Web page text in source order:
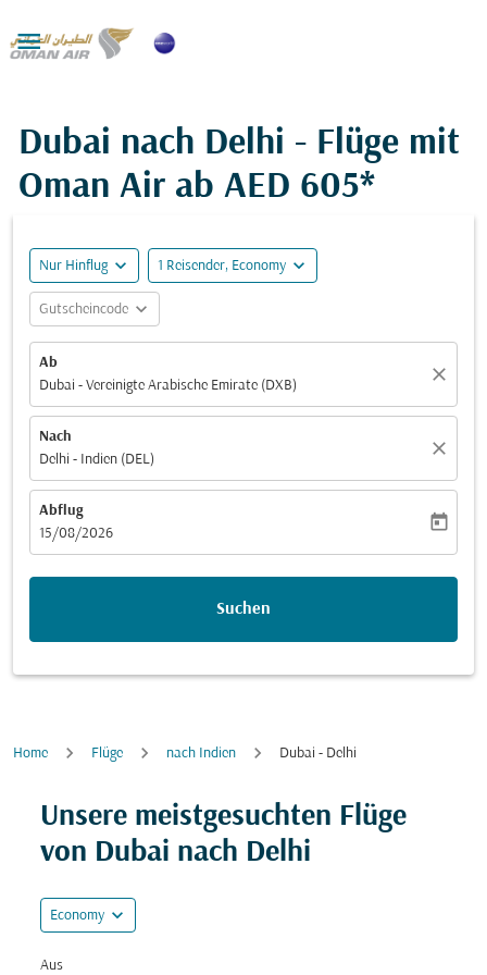

Dubai nach Delhi - Flüge mit
Oman Air ab AED 605*
Nur Hinflug expand_more 1 Reisender, Economy expand_more
Gutscheincode expand_more
Ab
Dubai - Vereinigte Arabische Emirate (DXB)
close
Nach
Delhi - Indien (DEL)
close
Abflug
fc-booking-departure-date-aria-label
15/08/2026
today
Suchen
Home Flüge nach Indien Dubai - Delhi
Unsere meistgesuchten Flüge
von Dubai nach Delhi
Economy expand_more
Aus